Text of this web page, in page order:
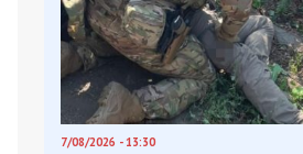
7/08/2026 - 13:30